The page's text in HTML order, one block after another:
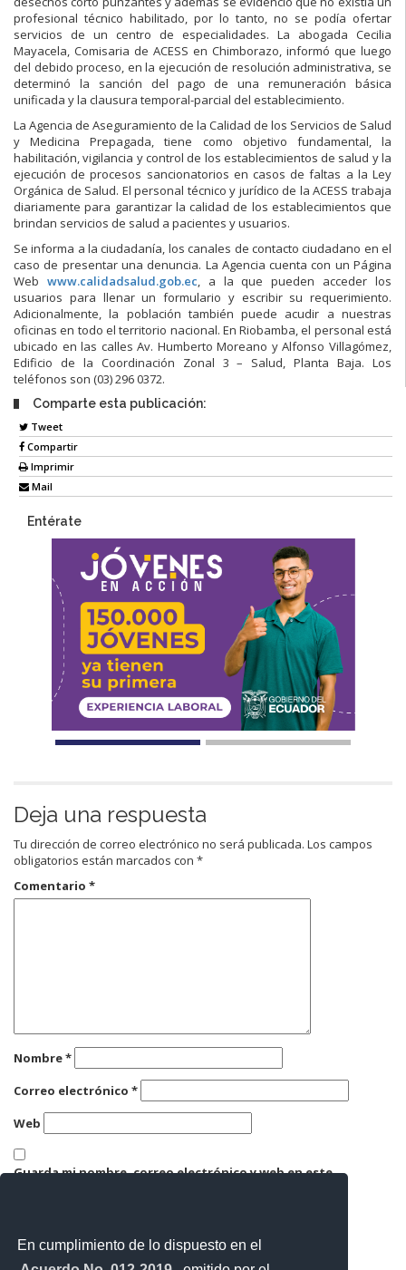
En cumplimiento de lo dispuesto en el
profesional técnico habilitado, por lo tanto, no se podía ofertar
servicios de un centro de especialidades. La abogada Cecilia
Mayacela, Comisaria de ACESS en Chimborazo, informó que luego
del debido proceso, en la ejecución de resolución administrativa, se
determinó la sanción del pago de una remuneración básica
unificada y la clausura temporal-parcial del establecimiento.
La Agencia de Aseguramiento de la Calidad de los Servicios de Salud
y Medicina Prepagada, tiene como objetivo fundamental, la
habilitación, vigilancia y control de los establecimientos de salud y la
ejecución de procesos sancionatorios en casos de faltas a la Ley
Orgánica de Salud. El personal técnico y jurídico de la ACESS trabaja
diariamente para garantizar la calidad de los establecimientos que
brindan servicios de salud a pacientes y usuarios.
Se informa a la ciudadanía, los canales de contacto ciudadano en el
caso de presentar una denuncia. La Agencia cuenta con un Página
Web www.calidadsalud.gob.ec, a la que pueden acceder los
usuarios para llenar un formulario y escribir su requerimiento.
Adicionalmente, la población también puede acudir a nuestras
oficinas en todo el territorio nacional. En Riobamba, el personal está
ubicado en las calles Av. Humberto Moreano y Alfonso Villagómez,
Edificio de la Coordinación Zonal 3 – Salud, Planta Baja. Los
teléfonos son (03) 296 0372.
Comparte esta publicación:
Tweet
Compartir
Imprimir
Mail
Entérate
Deja una respuesta
Tu dirección de correo electrónico no será publicada. Los campos
obligatorios están marcados con *
Comentario *
Nombre*
Correo electrónico *
Web
Guarda mi nombre, correo electrónico y web en este